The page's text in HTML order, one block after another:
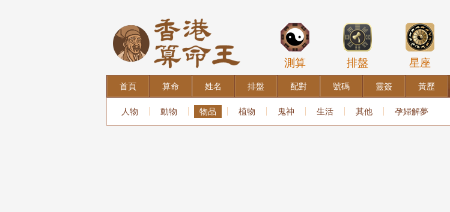
測算 排盤 星座
首頁 算命 姓名 排盤 配對 號碼 靈簽 黃歷
人物 動物 物品 植物 鬼神 生活 其他 孕婦解夢